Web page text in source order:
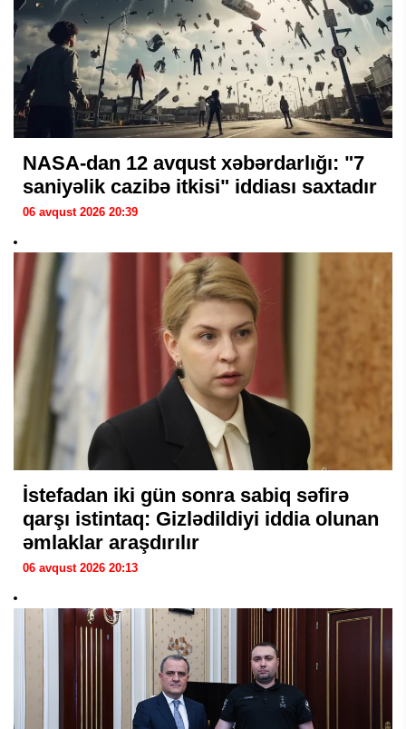
NASA-dan 12 avqust xəbərdarlığı: "7
saniyəlik cazibə itkisi" iddiası saxtadır
06 avqust 2026 20:39
İstefadan iki gün sonra sabiq səfirə
qarşı istintaq: Gizlədildiyi iddia olunan
əmlaklar araşdırılır
06 avqust 2026 20:13